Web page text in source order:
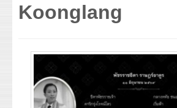
sectors. Our analyses
have been used for …
Koonglang